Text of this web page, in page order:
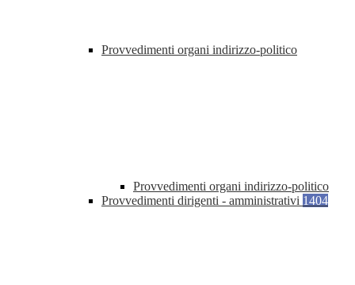
Provvedimenti organi indirizzo-politico
Provvedimenti organi indirizzo-politico
Provvedimenti dirigenti - amministrativi 1404